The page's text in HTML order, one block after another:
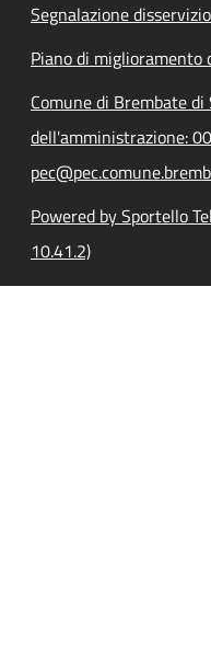
Segnalazione disservizio
Piano di miglioramento
Comune di Brembate
dell'amministrazione:
Powered by Sportello
10.41.2)